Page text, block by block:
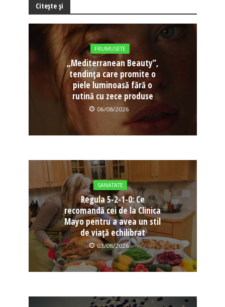
Citește și
FRUMUSETE
„Mediterranean Beauty”,
tendința care promite o
piele luminoasă fără o
rutină cu zece produse
06/08/2026
SANATATE
Regula 5-2-1-0: Ce
recomandă cei de la Clinica
Mayo pentru a avea un stil
de viață echilibrat
03/08/2026